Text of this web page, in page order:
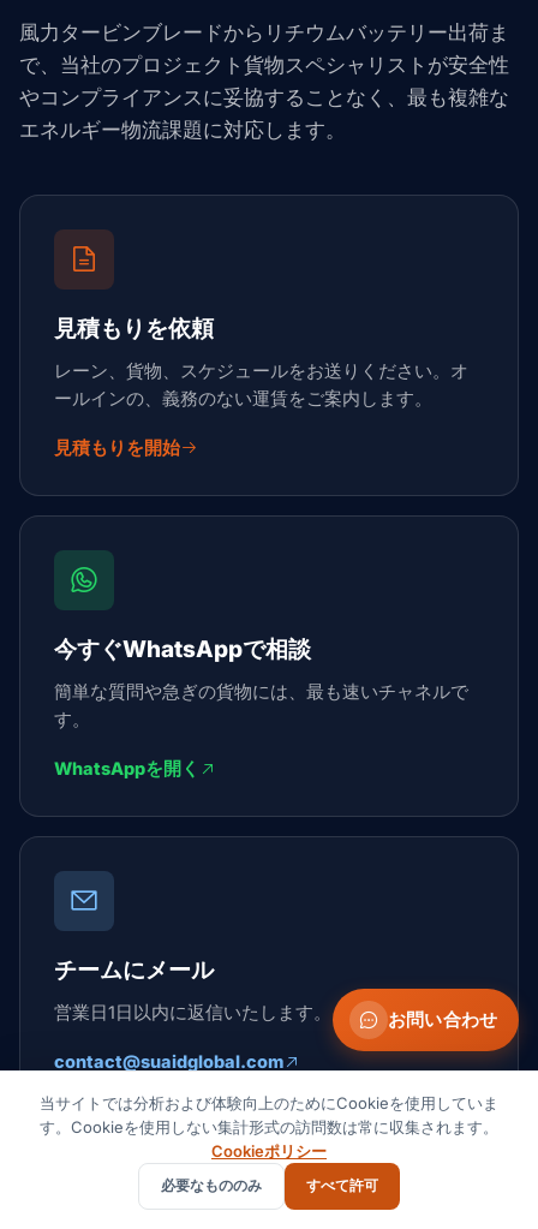
風力タービンブレードからリチウムバッテリー出荷ま
で、当社のプロジェクト貨物スペシャリストが安全性
やコンプライアンスに妥協することなく、最も複雑な
エネルギー物流課題に対応します。
見積もりを依頼
レーン、貨物、スケジュールをお送りください。オ
ールインの、義務のない運賃をご案内します。
見積もりを開始
今すぐWhatsAppで相談
簡単な質問や急ぎの貨物には、最も速いチャネルで
す。
WhatsAppを開く
チームにメール
営業日1日以内に返信いたします。
contact@suaidglobal.com
お問い合わせ
当サイトでは分析および体験向上のためにCookieを使用していま
す。Cookieを使用しない集計形式の訪問数は常に収集されます。
Cookieポリシー
必要なもののみ すべて許可